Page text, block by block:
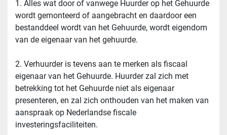
1. Alles wat door of vanwege Huurder op het Gehuurde
wordt gemonteerd of aangebracht en daardoor een
bestanddeel wordt van het Gehuurde, wordt eigendom
van de eigenaar van het gehuurde.
2. Verhuurder is tevens aan te merken als fiscaal
eigenaar van het Gehuurde. Huurder zal zich met
betrekking tot het Gehuurde niet als eigenaar
presenteren, en zal zich onthouden van het maken van
aanspraak op Nederlandse fiscale
investeringsfaciliteiten.